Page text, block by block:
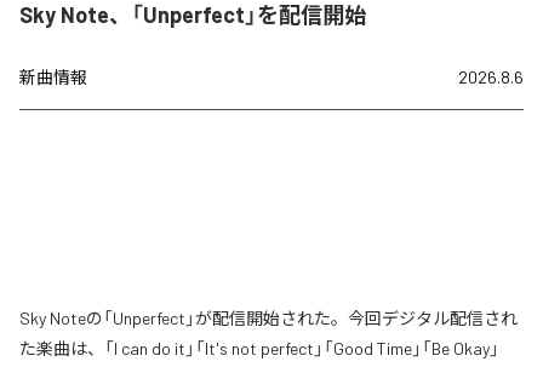
Sky Note、「Unperfect」を配信開始
新曲情報 2026.8.6
Sky Noteの「Unperfect」が配信開始された。今回デジタル配信され
た楽曲は、「I can do it」「It's not perfect」「Good Time」「Be Okay」